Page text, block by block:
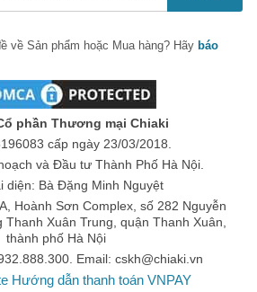
con loại bỉm nào, thấy con bị dị ứng
đỏ, hăm da thì nên chuyển ngay cho
khác. Nhưng điều đó cũng chưa phải
giá chất lượng của một loại bỉm.
hợp loại bỉm này nhưng lại hợp loại
bé ở đâu?
những sản phẩm đồ dùng cho bé
các gia đình có con nhỏ. Các sản
giúp bé thư giãn, thoải mái, dễ
về Sản phẩm hoặc Mua hàng? Hãy báo
phần Thương mại Chiaki
cấp ngày 23/03/2018.
và Đầu tư Thành Phố Hà Nội.
diện: Bà Đặng Minh Nguyệt
Hoành Sơn Complex, số 282 Nguyễn
Xuân Trung, quận Thanh Xuân,
thành phố Hà Nội
Email: cskh@chiaki.vn
Hướng dẫn thanh toán VNPAY